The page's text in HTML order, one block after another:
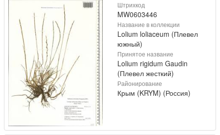
Штрихкод
MW0603446
Название в коллекции
Lolium loliaceum (Плевел
южный)
Принятое название
Lolium rigidum Gaudin
(Плевел жесткий)
Районирование
Крым (KRYM) (Россия)